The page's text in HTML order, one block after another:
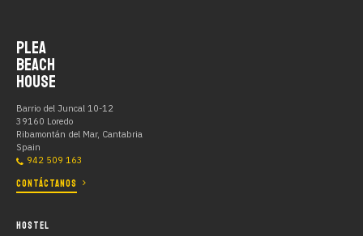
PLEA
BEACH
HOUSE
Barrio del Juncal 10-12
39160 Loredo
Ribamontán del Mar, Cantabria
Spain
942 509 163
CONTÁCTANOS
HOSTEL